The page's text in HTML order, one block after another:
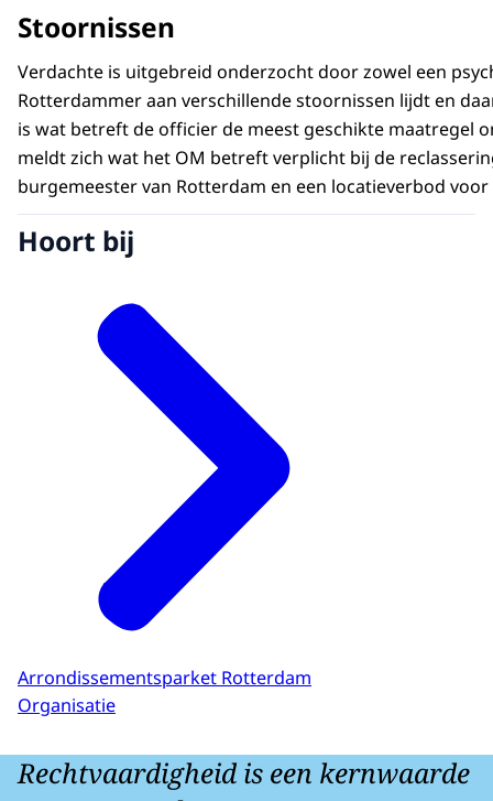
Stoornissen
Verdachte is uitgebreid onderzocht door zowel een
Rotterdammer aan verschillende stoornissen lijdt en
is wat betreft de officier de meest geschikte maatregel
meldt zich wat het OM betreft verplicht bij de
burgemeester van Rotterdam en een locatieverbod
Hoort bij
Arrondissementsparket Rotterdam
Organisatie
Rechtvaardigheid is een kernwaarde